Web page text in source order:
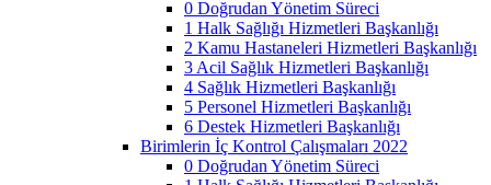
0 Doğrudan Yönetim Süreci
1 Halk Sağlığı Hizmetleri Başkanlığı
2 Kamu Hastaneleri Hizmetleri Başkanlığı
3 Acil Sağlık Hizmetleri Başkanlığı
4 Sağlık Hizmetleri Başkanlığı
5 Personel Hizmetleri Başkanlığı
6 Destek Hizmetleri Başkanlığı
Birimlerin İç Kontrol Çalışmaları 2022
0 Doğrudan Yönetim Süreci